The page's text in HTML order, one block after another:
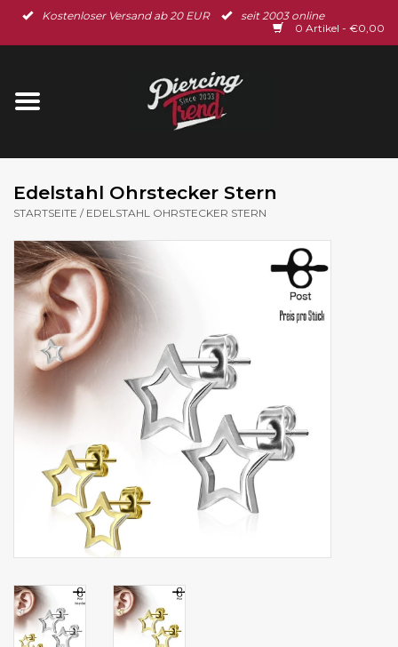
Kostenloser Versand ab 20 EUR
seit 2003 online
0 Artikel - €0,00
Startseite
Ohrschmuck
Gutscheine
% Sale %
BLOG
Edelstahl Ohrstecker Stern
STARTSEITE / EDELSTAHL OHRSTECKER STERN